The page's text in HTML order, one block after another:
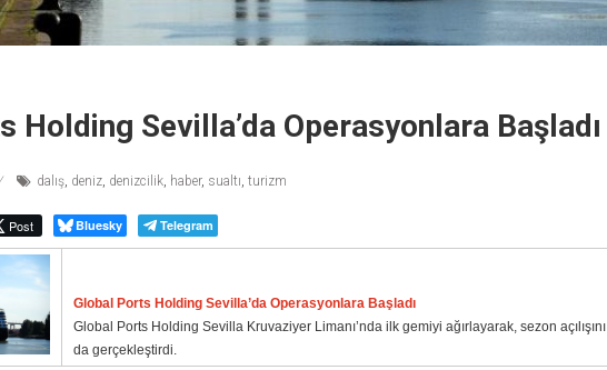
Holding Sevilla’da Operasyonlara Başladı
dalış, deniz, denizcilik, haber, sualtı, turizm
Post Bluesky Telegram
Global Ports Holding Sevilla’da Operasyonlara Başladı
Global Ports Holding Sevilla Kruvaziyer Limanı’nda ilk gemiyi ağırlayarak, sezon açılışını
da gerçekleştirdi.